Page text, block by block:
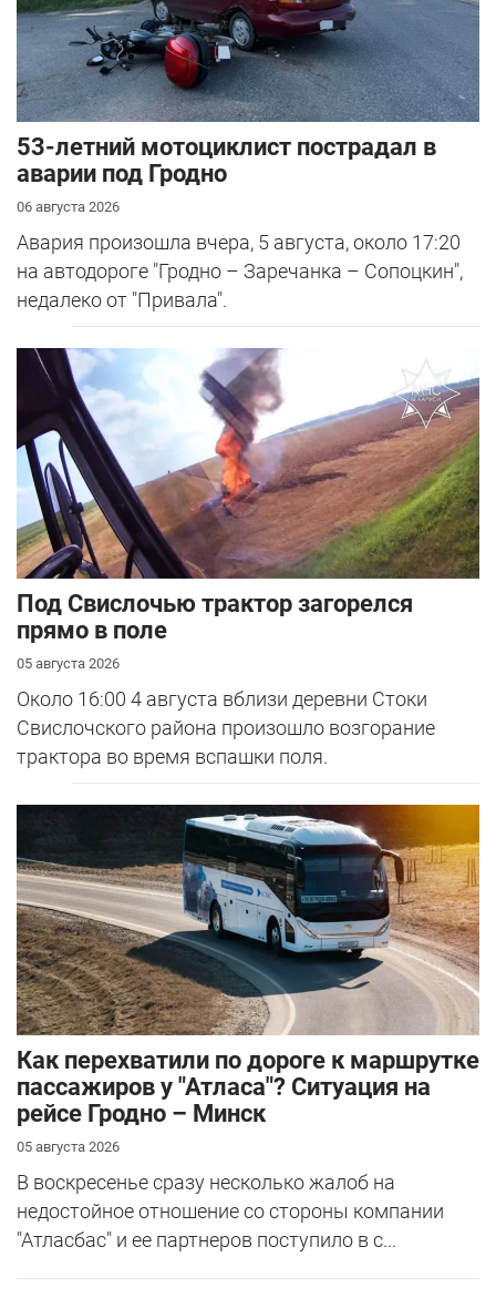
53-летний мотоциклист пострадал в
аварии под Гродно
06 августа 2026
Авария произошла вчера, 5 августа, около 17:20
на автодороге "Гродно – Заречанка – Сопоцкин",
недалеко от "Привала".
Под Свислочью трактор загорелся
прямо в поле
05 августа 2026
Около 16:00 4 августа вблизи деревни Стоки
Свислочского района произошло возгорание
трактора во время вспашки поля.
Как перехватили по дороге к маршрутке
пассажиров у "Атласа"? Ситуация на
рейсе Гродно – Минск
05 августа 2026
В воскресенье сразу несколько жалоб на
недостойное отношение со стороны компании
"Атласбас" и ее партнеров поступило в с...